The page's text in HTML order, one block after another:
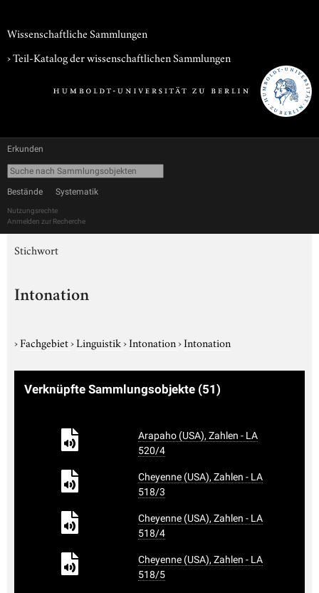
Wissenschaftliche Sammlungen
› Teil-Katalog der wissenschaftlichen Sammlungen
Erkunden
Bestände Systematik
Nutzungsrechte
Anmelden zur Recherche
Stichwort
Intonation
›Fachgebiet›Linguistik›Intonation›Intonation
Verknüpfte Sammlungsobjekte (51)
Arapaho (USA), Zahlen - LA
520/4
Cheyenne (USA), Zahlen - LA
518/3
Cheyenne (USA), Zahlen - LA
518/4
Cheyenne (USA), Zahlen - LA
518/5